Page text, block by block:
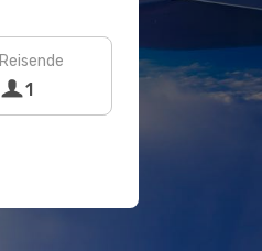
Reisende
1